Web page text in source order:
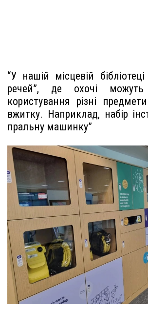
“У нашій місцевій бібліотеці
речей”, де охочі
користування різні
вжитку. Наприклад, набір
пральну машинку”